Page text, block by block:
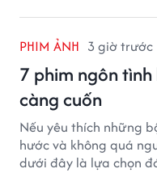
PHIM ẢNH 3 giờ trước
7 phim ngôn
càng cuốn
Nếu yêu thích những
hước và không quá
dưới đây là lựa chọn